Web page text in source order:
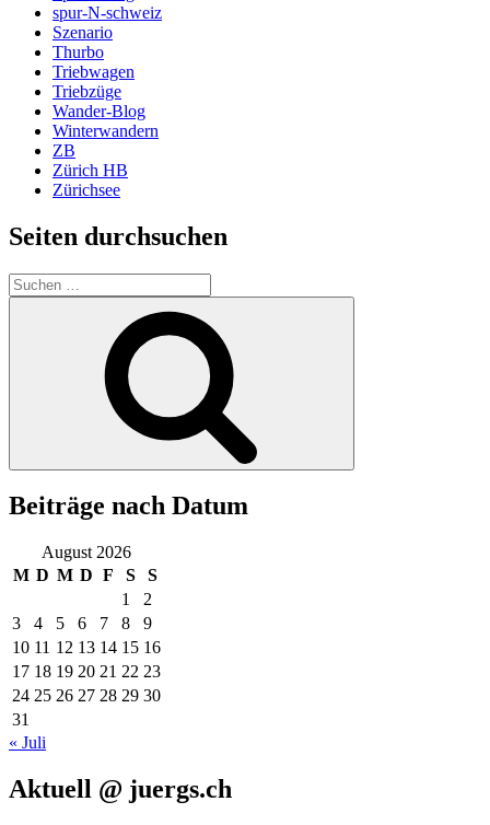
spur-N-schweiz
Szenario
Thurbo
Triebwagen
Triebzüge
Wander-Blog
Winterwandern
ZB
Zürich HB
Zürichsee
Seiten durchsuchen
Suchen
nach:
Beiträge nach Datum
August 2026
M D M D F S
S
1
2
3
4 5 6 7 8
9
10 11 12 13 14 15 16
17 18 19 20 21 22 23
24 25 26 27 28 29 30
31
« Juli
Aktuell @ juergs.ch